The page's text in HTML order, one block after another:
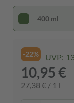
400 ml
-22% UVP:
10,95 €
27,38 € / 1 l